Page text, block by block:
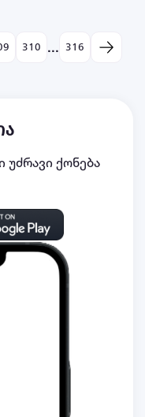
310 ... 316
ქონება